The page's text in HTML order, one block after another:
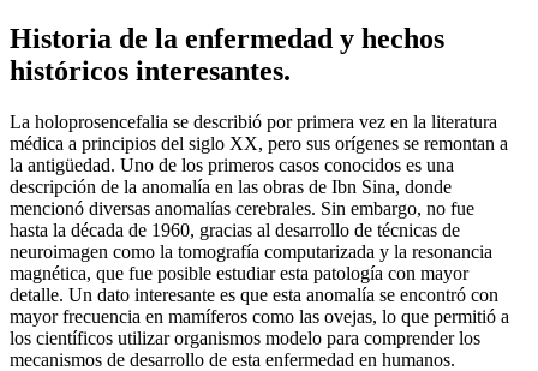
Historia de la enfermedad y hechos
históricos interesantes.
La holoprosencefalia se describió por primera vez en la literatura
médica a principios del siglo XX, pero sus orígenes se remontan a
la antigüedad. Uno de los primeros casos conocidos es una
descripción de la anomalía en las obras de Ibn Sina, donde
mencionó diversas anomalías cerebrales. Sin embargo, no fue
hasta la década de 1960, gracias al desarrollo de técnicas de
neuroimagen como la tomografía computarizada y la resonancia
magnética, que fue posible estudiar esta patología con mayor
detalle. Un dato interesante es que esta anomalía se encontró con
mayor frecuencia en mamíferos como las ovejas, lo que permitió a
los científicos utilizar organismos modelo para comprender los
mecanismos de desarrollo de esta enfermedad en humanos.